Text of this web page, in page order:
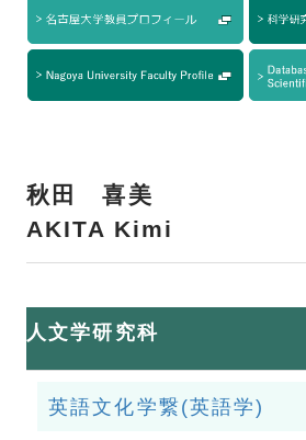
秋田 喜美
AKITA Kimi
人文学研究科
英語文化学繋(英語学)